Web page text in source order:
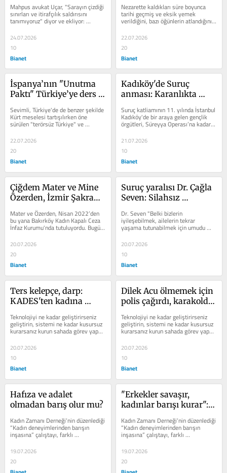
makbul tutsak
yaratmak istiyorlar
Mahpus avukat Uçar, "Sarayın çizdiği
sınırları ve itirafçılık saldırısını
tanımıyoruz" diyor ve ekliyor:
"Okuyan, düşünen,...
24.07.2026
10
Bianet
arkadaşımız için
endişeliyiz
Nezarette kaldıkları süre boyunca
tarihi geçmiş ve eksik yemek
verildiğini, bazı öğünlerin atlandığını
söyleyen Şevval, 9 kişilik...
22.07.2026
20
Bianet
İspanya’nın "Unutma
Paktı" Türkiye’ye ders
Sevimli, Türkiye'de de benzer şekilde
Kürt meselesi tartışılırken öne
sürülen "terörsüz Türkiye" ve
"kalkınma" odaklı yaklaşımın,...
22.07.2026
20
Bianet
Kadıköy'de Suruç
anması: Karanlıkta
bırakılmak istenmesine
karşı adalet
mücadelesini
Suruç katliamının 11. yılında İstanbul
Kadıköy'de bir araya gelen gençlik
örgütleri, Süreyya Operası’na kadar
yürüdü. “Suruç’ta...
21.07.2026
10
Bianet
Çiğdem Mater ve Mine
Özerden, İzmir Şakran
Cezaevi’ne girişleri
yapıldı
Mater ve Özerden, Nisan 2022’den
bu yana Bakırköy Kadın Kapalı Ceza
İnfaz Kurumu'nda tutuluyordu. Bugün
İzmir Kadın Kapalı Ceza İnfaz...
20.07.2026
20
Bianet
Suruç yaralısı Dr. Çağla
Seven: Silahsız
bombaya yarı yarıya
kusur biçtiler
Dr. Seven "Belki bizlerin
iyileşebilmek, ailelerin tekrar
yaşama tutunabilmek için umudu
olurdu. Bu ülkede bu bile çok görüldü
bize. Önceden...
20.07.2026
10
Bianet
Ters kelepçe, darp:
KADES'ten kadına
Teknolojiyi ne kadar geliştirirseniz
geliştirin, sistemi ne kadar kusursuz
kurarsanız kurun sahada görev yapan
personele toplumsal cinsiyet...
20.07.2026
10
Bianet
Dilek Acu ölmemek için
polis çağırdı, karakolda
Teknolojiyi ne kadar geliştirirseniz
geliştirin, sistemi ne kadar kusursuz
kurarsanız kurun sahada görev yapan
personele toplumsal cinsiyet...
20.07.2026
10
Bianet
Hafıza ve adalet
olmadan barış olur mu?
Kadın Zamanı Derneği’nin düzenlediği
“Kadın deneyimlerinden barışın
inşasına” çalıştayı, farklı
coğrafyalardan ve...
19.07.2026
20
"Erkekler savaşır,
kadınlar barışı kurar":
Derneği’nden Barış
Çalıştayı
Kadın Zamanı Derneği’nin düzenlediği
“Kadın deneyimlerinden barışın
inşasına” çalıştayı, farklı
coğrafyalardan ve...
19.07.2026
20